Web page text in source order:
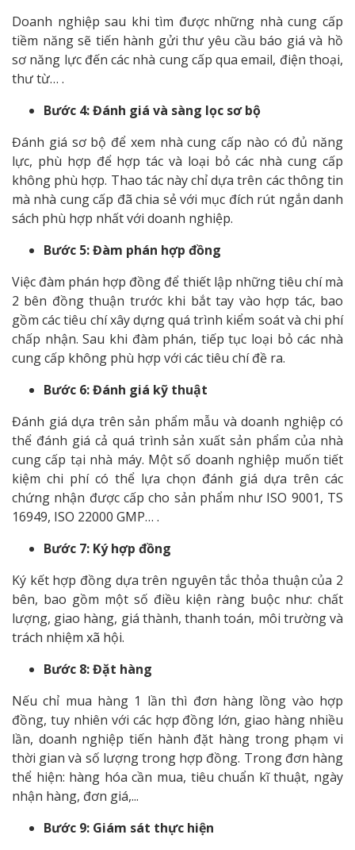
Doanh nghiệp sau khi tìm được những nhà cung cấp
tiềm năng sẽ tiến hành gửi thư yêu cầu báo giá và hồ
sơ năng lực đến các nhà cung cấp qua email, điện thoại,
thư từ… .
Bước 4: Đánh giá và sàng lọc sơ bộ
Đánh giá sơ bộ để xem nhà cung cấp nào có đủ năng
lực, phù hợp để hợp tác và loại bỏ các nhà cung cấp
không phù hợp. Thao tác này chỉ dựa trên các thông tin
mà nhà cung cấp đã chia sẻ với mục đích rút ngắn danh
sách phù hợp nhất với doanh nghiệp.
Bước 5: Đàm phán hợp đồng
Việc đàm phán hợp đồng để thiết lập những tiêu chí mà
2 bên đồng thuận trước khi bắt tay vào hợp tác, bao
gồm các tiêu chí xây dựng quá trình kiểm soát và chi phí
chấp nhận. Sau khi đàm phán, tiếp tục loại bỏ các nhà
cung cấp không phù hợp với các tiêu chí đề ra.
Bước 6: Đánh giá kỹ thuật
Đánh giá dựa trên sản phẩm mẫu và doanh nghiệp có
thể đánh giá cả quá trình sản xuất sản phẩm của nhà
cung cấp tại nhà máy. Một số doanh nghiệp muốn tiết
kiệm chi phí có thể lựa chọn đánh giá dựa trên các
chứng nhận được cấp cho sản phẩm như ISO 9001, TS
16949, ISO 22000 GMP… .
Bước 7: Ký hợp đồng
Ký kết hợp đồng dựa trên nguyên tắc thỏa thuận của 2
bên, bao gồm một số điều kiện ràng buộc như: chất
lượng, giao hàng, giá thành, thanh toán, môi trường và
trách nhiệm xã hội.
Bước 8: Đặt hàng
Nếu chỉ mua hàng 1 lần thì đơn hàng lồng vào hợp
đồng, tuy nhiên với các hợp đồng lớn, giao hàng nhiều
lần, doanh nghiệp tiến hành đặt hàng trong phạm vi
thời gian và số lượng trong hợp đồng. Trong đơn hàng
thể hiện: hàng hóa cần mua, tiêu chuẩn kĩ thuật, ngày
nhận hàng, đơn giá,...
Bước 9: Giám sát thực hiện